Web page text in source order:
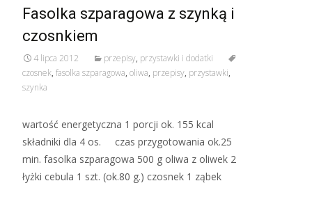
Fasolka szparagowa z szynką i
czosnkiem
4 lipca 2012 przepisy, przystawki i dodatki
czosnek, fasolka szparagowa, oliwa, przepisy, przystawki,
szynka
wartość energetyczna 1 porcji ok. 155 kcal
składniki dla 4 os. czas przygotowania ok.25
min. fasolka szparagowa 500 g oliwa z oliwek 2
łyżki cebula 1 szt. (ok.80 g.) czosnek 1 ząbek